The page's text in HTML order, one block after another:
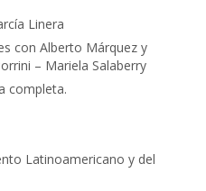
Linera
con Alberto Márquez y
– Mariela Salaberry
completa.
Latinoamericano y del